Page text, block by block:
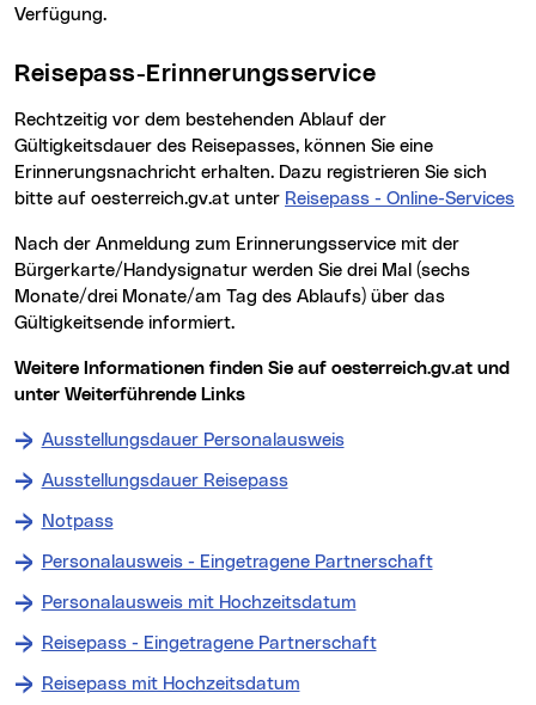
Verfügung.
Reisepass-Erinnerungsservice
Rechtzeitig vor dem bestehenden Ablauf der
Gültigkeitsdauer des Reisepasses, können Sie eine
Erinnerungsnachricht erhalten. Dazu registrieren Sie sich
bitte auf oesterreich.gv.at unter Reisepass - Online-Services
Nach der Anmeldung zum Erinnerungsservice mit der
Bürgerkarte/Handysignatur werden Sie drei Mal (sechs
Monate/drei Monate/am Tag des Ablaufs) über das
Gültigkeitsende informiert.
Weitere Informationen finden Sie auf oesterreich.gv.at und
unter Weiterführende Links
Ausstellungsdauer Personalausweis
Ausstellungsdauer Reisepass
Notpass
Personalausweis - Eingetragene Partnerschaft
Personalausweis mit Hochzeitsdatum
Reisepass - Eingetragene Partnerschaft
Reisepass mit Hochzeitsdatum